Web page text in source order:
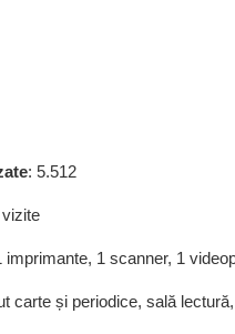
: 5.512
imprimante, 1 scanner, 1
carte și periodice, sală